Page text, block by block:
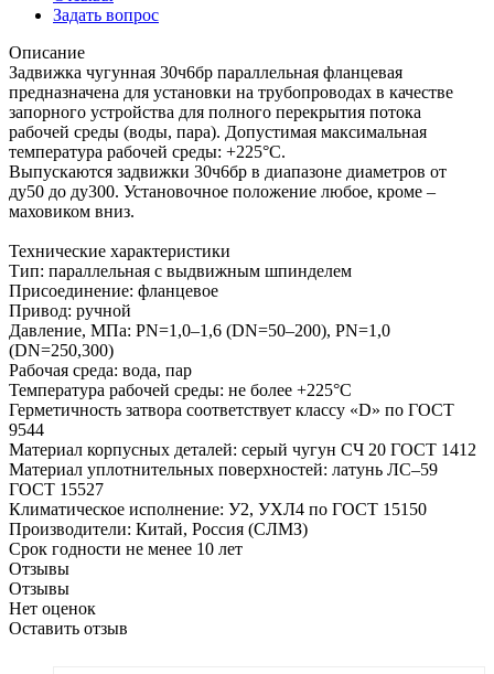
Задать вопрос
Описание
Задвижка чугунная 30ч6бр параллельная фланцевая
предназначена для установки на трубопроводах в качестве
запорного устройства для полного перекрытия потока
рабочей среды (воды, пара). Допустимая максимальная
температура рабочей среды: +225°C.
Выпускаются задвижки 30ч6бр в диапазоне диаметров от
ду50 до ду300. Установочное положение любое, кроме –
маховиком вниз.
Технические характеристики
Тип: параллельная с выдвижным шпинделем
Присоединение: фланцевое
Привод: ручной
Давление, МПа: PN=1,0–1,6 (DN=50–200), PN=1,0
(DN=250,300)
Рабочая среда: вода, пар
Температура рабочей среды: не более +225°С
Герметичность затвора соответствует классу «D» по ГОСТ
9544
Материал корпусных деталей: серый чугун СЧ 20 ГОСТ 1412
Материал уплотнительных поверхностей: латунь ЛС–59
ГОСТ 15527
Климатическое исполнение: У2, УХЛ4 по ГОСТ 15150
Производители: Китай, Россия (СЛМЗ)
Срок годности не менее 10 лет
Отзывы
Отзывы
Нет оценок
Оставить отзыв